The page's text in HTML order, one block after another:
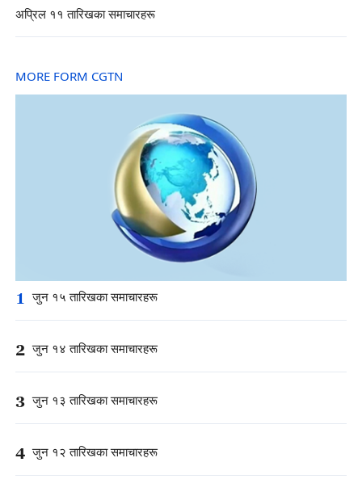
अप्रिल ११ तारिखका समाचारहरू
MORE FORM CGTN
1 जुन १५ तारिखका समाचारहरू
2 जुन १४ तारिखका समाचारहरू
3 जुन १३ तारिखका समाचारहरू
4 जुन १२ तारिखका समाचारहरू